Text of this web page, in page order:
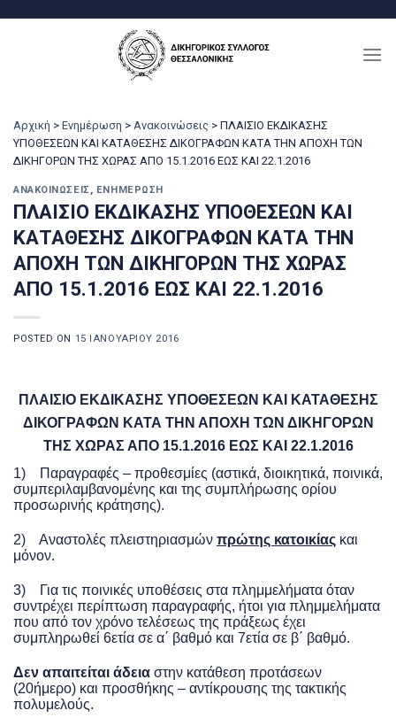
Αρχική > Ενημέρωση > Ανακοινώσεις > ΠΛΑΙΣΙΟ ΕΚΔΙΚΑΣΗΣ
ΥΠΟΘΕΣΕΩΝ ΚΑΙ ΚΑΤΑΘΕΣΗΣ ΔΙΚΟΓΡΑΦΩΝ ΚΑΤΑ ΤΗΝ ΑΠΟΧΗ ΤΩΝ
ΔΙΚΗΓΟΡΩΝ ΤΗΣ ΧΩΡΑΣ ΑΠΟ 15.1.2016 ΕΩΣ ΚΑΙ 22.1.2016
ΑΝΑΚΟΙΝΏΣΕΙΣ , ΕΝΗΜΈΡΩΣΗ
ΠΛΑΙΣΙΟ ΕΚΔΙΚΑΣΗΣ ΥΠΟΘΕΣΕΩΝ ΚΑΙ
ΚΑΤΑΘΕΣΗΣ ΔΙΚΟΓΡΑΦΩΝ ΚΑΤΑ ΤΗΝ
ΑΠΟΧΗ ΤΩΝ ΔΙΚΗΓΟΡΩΝ ΤΗΣ ΧΩΡΑΣ
ΑΠΟ 15.1.2016 ΕΩΣ ΚΑΙ 22.1.2016
POSTED ON 15 ΙΑΝΟΥΑΡΊΟΥ 2016
ΠΛΑΙΣΙΟ ΕΚΔΙΚΑΣΗΣ ΥΠΟΘΕΣΕΩΝ ΚΑΙ ΚΑΤΑΘΕΣΗΣ
ΔΙΚΟΓΡΑΦΩΝ ΚΑΤΑ ΤΗΝ ΑΠΟΧΗ ΤΩΝ ΔΙΚΗΓΟΡΩΝ
ΤΗΣ ΧΩΡΑΣ ΑΠΟ 15.1.2016 ΕΩΣ ΚΑΙ 22.1.2016
1) Παραγραφές – προθεσμίες (αστικά, διοικητικά, ποινικά,
συμπεριλαμβανομένης και της συμπλήρωσης ορίου
προσωρινής κράτησης).
2) Αναστολές πλειστηριασμών πρώτης κατοικίας και
μόνον.
3) Για τις ποινικές υποθέσεις στα πλημμελήματα όταν
συντρέχει περίπτωση παραγραφής, ήτοι για πλημμελήματα
που από τον χρόνο τελέσεως της πράξεως έχει
συμπληρωθεί 6ετία σε α΄ βαθμό και 7ετία σε β΄ βαθμό.
Δεν απαιτείται άδεια στην κατάθεση προτάσεων
(20ήμερο) και προσθήκης – αντίκρουσης της τακτικής
πολυμελούς.